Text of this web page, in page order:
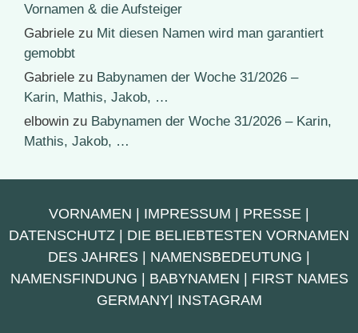
Vornamen & die Aufsteiger
Gabriele zu Mit diesen Namen wird man garantiert
gemobbt
Gabriele zu Babynamen der Woche 31/2026 –
Karin, Mathis, Jakob, …
elbowin zu Babynamen der Woche 31/2026 – Karin,
Mathis, Jakob, …
VORNAMEN | IMPRESSUM | PRESSE |
DATENSCHUTZ | DIE BELIEBTESTEN VORNAMEN
DES JAHRES | NAMENSBEDEUTUNG |
NAMENSFINDUNG | BABYNAMEN | FIRST NAMES
GERMANY| INSTAGRAM